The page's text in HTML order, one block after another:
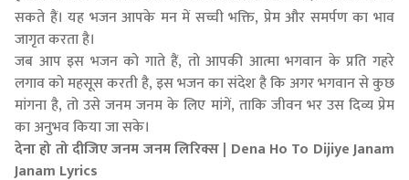
सकते हैं। यह भजन आपके मन में सच्ची भक्ति, प्रेम और समर्पण का भाव
जागृत करता है।
जब आप इस भजन को गाते हैं, तो आपकी आत्मा भगवान के प्रति गहरे
लगाव को महसूस करती है, इस भजन का संदेश है कि अगर भगवान से कुछ
मांगना है, तो उसे जनम जनम के लिए मांगें, ताकि जीवन भर उस दिव्य प्रेम
का अनुभव किया जा सके।
देना हो तो दीजिए जनम जनम लिरिक्स | Dena Ho To Dijiye Janam
Janam Lyrics